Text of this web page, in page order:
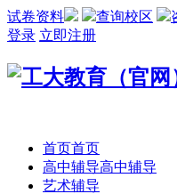
试卷资料 查询校区
登录 立即注册
首页首页
高中辅导高中辅导
艺术辅导